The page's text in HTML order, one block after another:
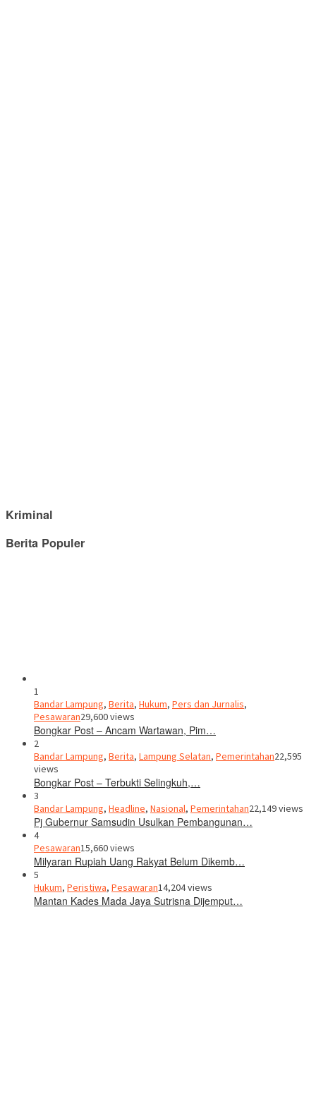
Kriminal
Berita Populer
1
Bandar Lampung, Berita, Hukum, Pers dan Jurnalis,
Pesawaran29,600 views
Bongkar Post – Ancam Wartawan, Pim…
2
Bandar Lampung, Berita, Lampung Selatan, Pemerintahan22,595
views
Bongkar Post – Terbukti Selingkuh,…
3
Bandar Lampung, Headline, Nasional, Pemerintahan22,149 views
Pj Gubernur Samsudin Usulkan Pembangunan…
4
Pesawaran15,660 views
Milyaran Rupiah Uang Rakyat Belum Dikemb…
5
Hukum, Peristiwa, Pesawaran14,204 views
Mantan Kades Mada Jaya Sutrisna Dijemput…